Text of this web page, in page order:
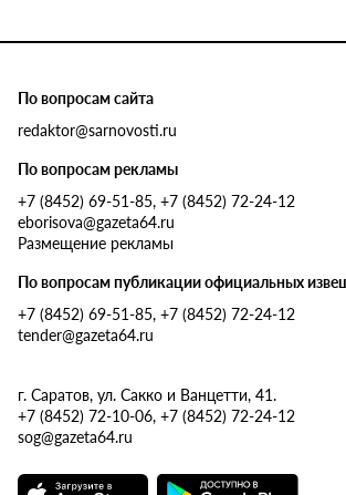
По вопросам сайта
redaktor@sarnovosti.ru
По вопросам рекламы
+7 (8452) 69-51-85, +7 (8452) 72-24-12
eborisova@gazeta64.ru
Размещение рекламы
По вопросам публикации официальных
+7 (8452) 69-51-85, +7 (8452) 72-24-12
tender@gazeta64.ru
г. Саратов, ул. Сакко и Ванцетти, 41.
+7 (8452) 72-10-06, +7 (8452) 72-24-12
sog@gazeta64.ru